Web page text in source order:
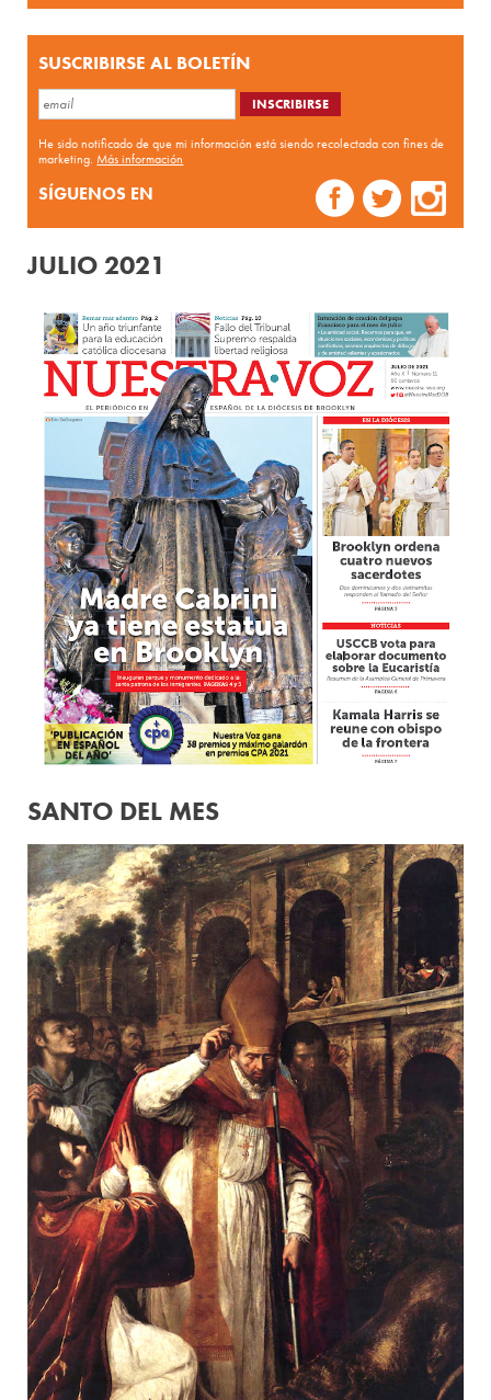
SUSCRIBIRSE AL BOLETÍN
He sido notificado de que mi información está siendo recolectada con fines de
marketing.Más información
SÍGUENOS EN
JULIO 2021
SANTO DEL MES